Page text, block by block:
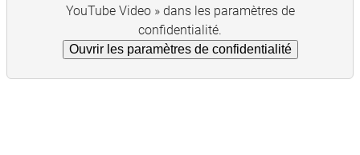
YouTube Video » dans les paramètres de
confidentialité.
Ouvrir les paramètres de confidentialité